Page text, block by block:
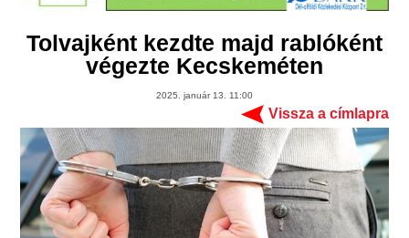
Tolvajként kezdte majd rablóként
végezte Kecskeméten
2025. január 13. 11:00
Vissza a címlapra